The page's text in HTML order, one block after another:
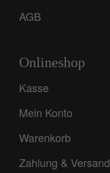
AGB
Onlineshop
Kasse
Mein Konto
Warenkorb
Zahlung & Versand